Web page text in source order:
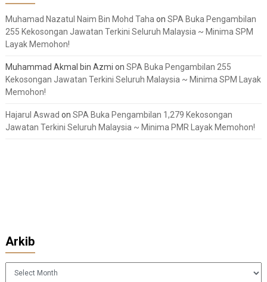
Muhamad Nazatul Naim Bin Mohd Taha on SPA Buka Pengambilan
255 Kekosongan Jawatan Terkini Seluruh Malaysia ~ Minima SPM
Layak Memohon!
Muhammad Akmal bin Azmi on SPA Buka Pengambilan 255
Kekosongan Jawatan Terkini Seluruh Malaysia ~ Minima SPM Layak
Memohon!
Hajarul Aswad on SPA Buka Pengambilan 1,279 Kekosongan
Jawatan Terkini Seluruh Malaysia ~ Minima PMR Layak Memohon!
Arkib
Arkib